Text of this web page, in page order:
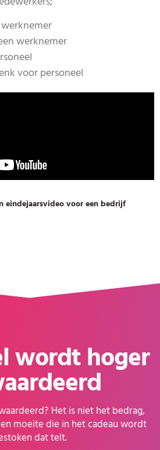
werknemer
voor personeel
eindejaarsvideo voor een bedrijf
wordt hoger
Het is niet het bedrag,
moeite die in het cadeau wordt
dat telt.